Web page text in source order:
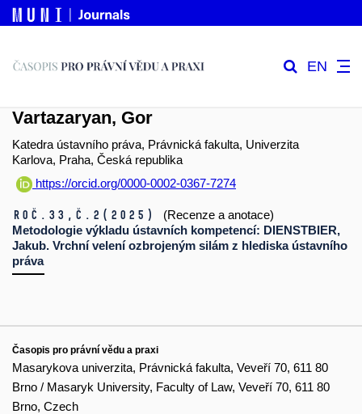
EN
Vartazaryan, Gor
Katedra ústavního práva, Právnická fakulta, Univerzita
Karlova, Praha, Česká republika
https://orcid.org/0000-0002-0367-7274
Roč.33, č.2 (2025)
(Recenze a anotace)
Metodologie výkladu ústavních kompetencí: DIENSTBIER,
Jakub. Vrchní velení ozbrojeným silám z hlediska ústavního
práva
Časopis pro právní vědu a praxi
Masarykova univerzita, Právnická fakulta, Veveří 70, 611 80
Brno / Masaryk University, Faculty of Law, Veveří 70, 611 80
Brno, Czech